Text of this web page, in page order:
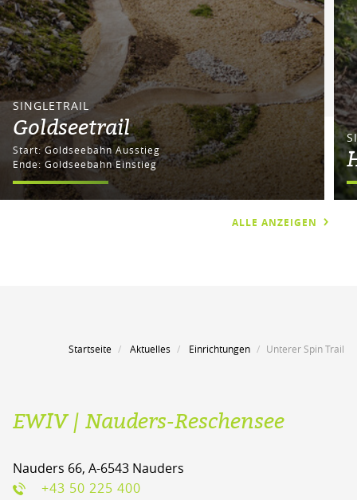
SINGLETRAIL
Goldseetrail
Start: Goldseebahn Ausstieg
Ende: Goldseebahn Einstieg
ALLE ANZEIGEN
Startseite Aktuelles Einrichtungen Unterer Spin Trail
EWIV | Nauders-Reschensee
Nauders 66, A-6543 Nauders
+43 50 225 400